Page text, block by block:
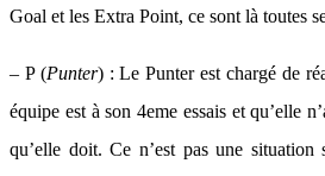
Goal et les Extra Point, ce sont là toutes
– P (Punter) : Le Punter est chargé de
équipe est à son 4eme essais et qu’elle
qu’elle doit. Ce n’est pas une